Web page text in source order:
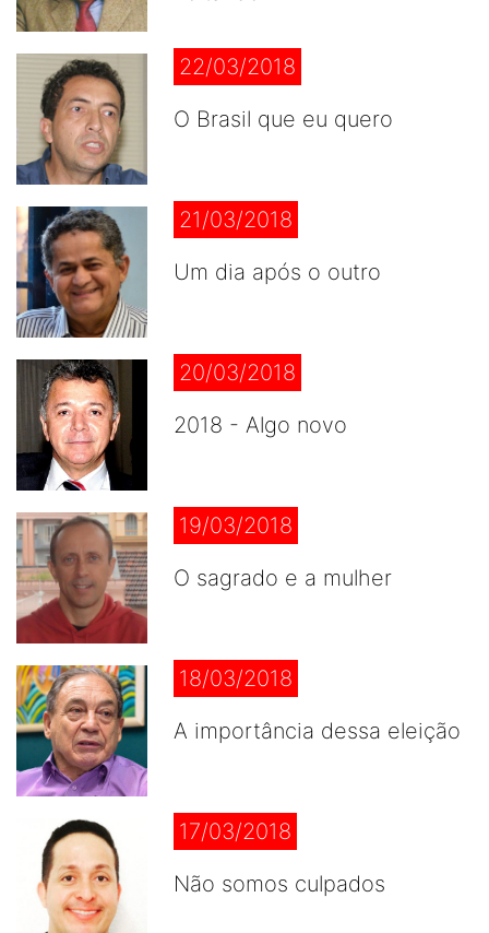
22/03/2018
O Brasil que eu quero
21/03/2018
Um dia após o outro
20/03/2018
2018 - Algo novo
19/03/2018
O sagrado e a mulher
18/03/2018
A importância dessa eleição
17/03/2018
Não somos culpados